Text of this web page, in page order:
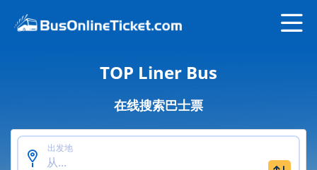
TOP Liner Bus
在线搜索巴士票
出发地